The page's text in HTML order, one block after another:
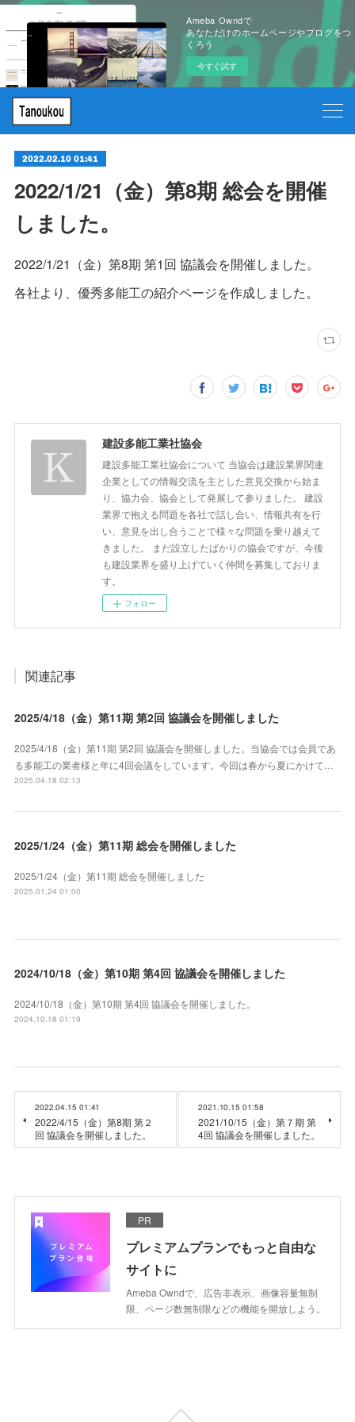
Ameba Owndで
あなただけのホームページやブログをつ
くろう
今すぐ試す
2022.02.10 01:41
2022/1/21（金）第8期 総会を開催
しました。
2022/1/21（金）第8期 第1回 協議会を開催しました。
各社より、優秀多能工の紹介ページを作成しました。
建設多能工業社協会
建設多能工業社協会について 当協会は建設業界関連
企業としての情報交流を主とした意見交換から始ま
り、協力会、協会として発展して参りました。 建設
業界で抱える問題を各社で話し合い、情報共有を行
い、意見を出し合うことで様々な問題を乗り越えて
きました。 まだ設立したばかりの協会ですが、今後
も建設業界を盛り上げていく仲間を募集しておりま
す。
フォロー
関連記事
2025/4/18（金）第11期 第2回 協議会を開催しました
2025/4/18（金）第11期 第2回 協議会を開催しました。当協会では会員であ
る多能工の業者様と年に4回会議をしています。今回は春から夏にかけて…
2025.04.18 02:13
2025/1/24（金）第11期 総会を開催しました
2025/1/24（金）第11期 総会を開催しました
2025.01.24 01:00
2024/10/18（金）第10期 第4回 協議会を開催しました
2024/10/18（金）第10期 第4回 協議会を開催しました。
2024.10.18 01:19
2022.04.15 01:41
2022/4/15（金）第8期 第２
回 協議会を開催しました。
2021.10.15 01:58
2021/10/15（金）第７期 第
4回 協議会を開催しました。
PR
プレミアムプランでもっと自由な
サイトに
Ameba Owndで、広告非表示、画像容量無制
限、ページ数無制限などの機能を開放しよう。